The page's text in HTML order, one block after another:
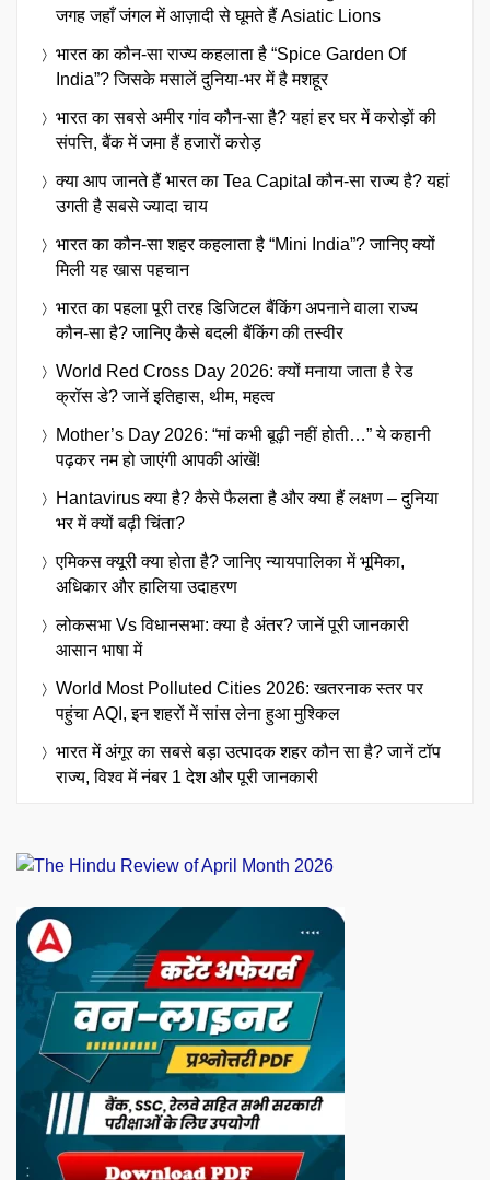
जगह जहाँ जंगल में आज़ादी से घूमते हैं Asiatic Lions
भारत का कौन-सा राज्य कहलाता है “Spice Garden Of
India”? जिसके मसालें दुनिया-भर में है मशहूर
भारत का सबसे अमीर गांव कौन-सा है? यहां हर घर में करोड़ों की
संपत्ति, बैंक में जमा हैं हजारों करोड़
क्या आप जानते हैं भारत का Tea Capital कौन-सा राज्य है? यहां
उगती है सबसे ज्यादा चाय
भारत का कौन-सा शहर कहलाता है “Mini India”? जानिए क्यों
मिली यह खास पहचान
भारत का पहला पूरी तरह डिजिटल बैंकिंग अपनाने वाला राज्य
कौन-सा है? जानिए कैसे बदली बैंकिंग की तस्वीर
World Red Cross Day 2026: क्यों मनाया जाता है रेड
क्रॉस डे? जानें इतिहास, थीम, महत्व
Mother’s Day 2026: “मां कभी बूढ़ी नहीं होती…” ये कहानी
पढ़कर नम हो जाएंगी आपकी आंखें!
Hantavirus क्या है? कैसे फैलता है और क्या हैं लक्षण – दुनिया
भर में क्यों बढ़ी चिंता?
एमिकस क्यूरी क्या होता है? जानिए न्यायपालिका में भूमिका,
अधिकार और हालिया उदाहरण
लोकसभा Vs विधानसभा: क्या है अंतर? जानें पूरी जानकारी
आसान भाषा में
World Most Polluted Cities 2026: खतरनाक स्तर पर
पहुंचा AQI, इन शहरों में सांस लेना हुआ मुश्किल
भारत में अंगूर का सबसे बड़ा उत्पादक शहर कौन सा है? जानें टॉप
राज्य, विश्व में नंबर 1 देश और पूरी जानकारी